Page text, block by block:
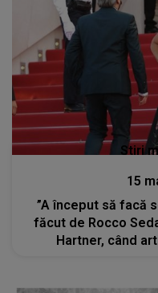
Stiri
15
”A început să facă
făcut de Rocco
Hartner, când